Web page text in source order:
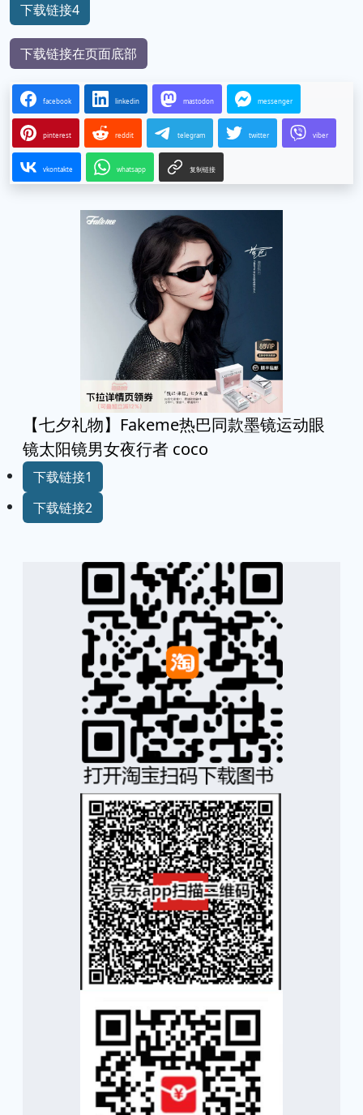
下载链接4
下载链接在页面底部
facebook linkedin mastodon messenger
pinterest reddit telegram twitter viber
vkontakte whatsapp 复制链接
【七夕礼物】Fakeme热巴同款墨镜运动眼
镜太阳镜男女夜行者 coco
下载链接1
下载链接2